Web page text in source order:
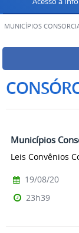
MUNICÍPIOS
Municípios
Leis Convênios
19/08/20
23h39